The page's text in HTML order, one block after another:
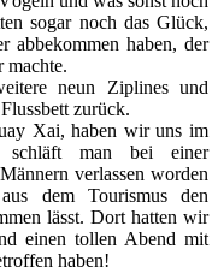
sogar noch das Glück,
abbekommen haben, der
machte.
neun Ziplines und
zurück.
Xai, haben wir uns im
schläft man bei einer
verlassen worden
dem Tourismus den
lässt. Dort hatten wir
einen tollen Abend mit
haben!